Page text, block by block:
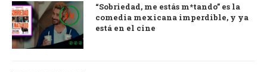
9.0
“Sobriedad, me estás m*tando” es la
comedia mexicana imperdible, y ya
está en el cine